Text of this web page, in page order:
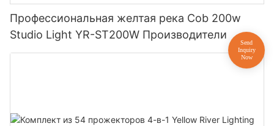
Профессиональная желтая река Cob 200w
Studio Light YR-ST200W Производители